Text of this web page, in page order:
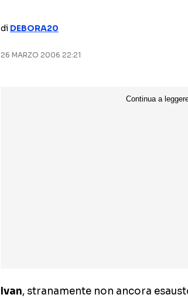
di DEBORA20
26 MARZO 2006 22:21
Ivan, stranamente non ancora